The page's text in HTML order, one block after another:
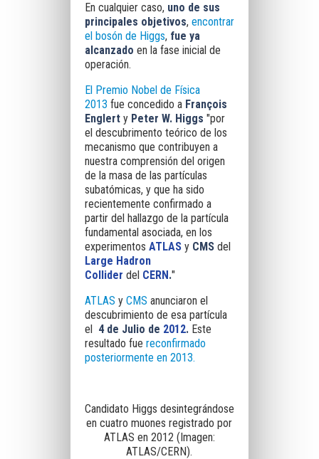
En cualquier caso, uno de sus
principales objetivos, encontrar
el bosón de Higgs, fue ya
alcanzado en la fase inicial de
operación.
El Premio Nobel de Física
2013 fue concedido aFrançois
Englerty Peter W. Higgs "por
el descubrimento teórico de los
mecanismo que contribuyen a
nuestra comprensión del origen
de la masa de las partículas
subatómicas, y que ha sido
recientemente confirmado a
partir del hallazgo de la partícula
fundamental asociada, en los
experimentos ATLAS y CMS del
Large Hadron
Collider del CERN."
ATLAS y CMS anunciaron el
descubrimiento de esa partícula
el 4 de Julio de 2012.Este
resultado fue reconfirmado
posteriormente en 2013.
Candidato Higgs desintegrándose
en cuatro muones registrado por
ATLAS en 2012 (Imagen:
ATLAS/CERN).